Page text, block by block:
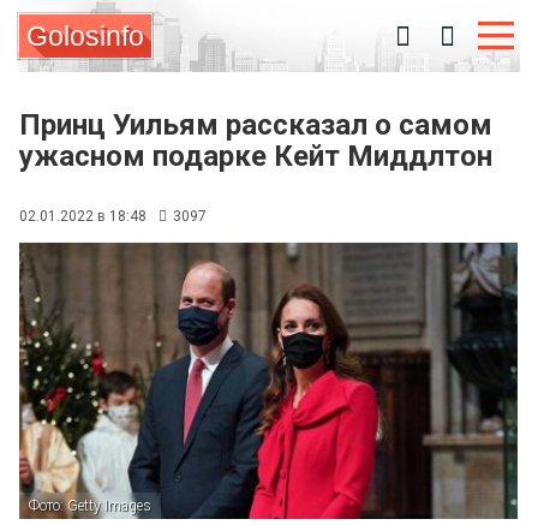
Golosinfo
Принц Уильям рассказал о самом
ужасном подарке Кейт Миддлтон
02.01.2022 в 18:48 3097
Фото: Getty Images